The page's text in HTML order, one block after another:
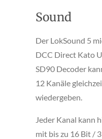
Sound
Der LokSound 5
DCC Direct Kato
SD90 Decoder
12 Kanäle
wiedergeben.
Jeder Kanal kann
mit bis zu 16 Bit /